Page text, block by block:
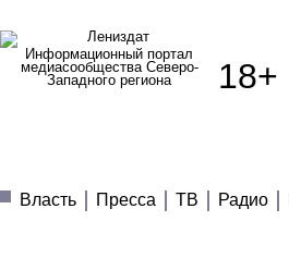
Информационный портал
медиасообщества Северо-
Западного региона
18+
Власть
Пресса ТВ Радио